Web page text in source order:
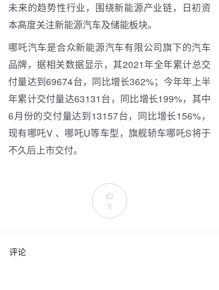
未来的趋势性行业，围绕新能源产业链，日初资
本高度关注新能源汽车及储能板块。
哪吒汽车是合众新能源汽车有限公司旗下的汽车
品牌，据相关数据显示，其2021年全年累计总交
付量达到69674台，同比增长362%；今年年上半
年累计交付量达63131台，同比增长199%，其中
6月份的交付量达到13157台，同比增长156%，
现有哪吒V 、哪吒U等车型，旗舰轿车哪吒S将于
不久后上市交付。

0
评论